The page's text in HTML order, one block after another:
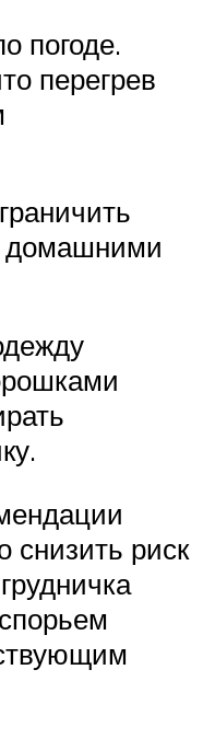
погоде.
перегрев
домашними
снизить риск